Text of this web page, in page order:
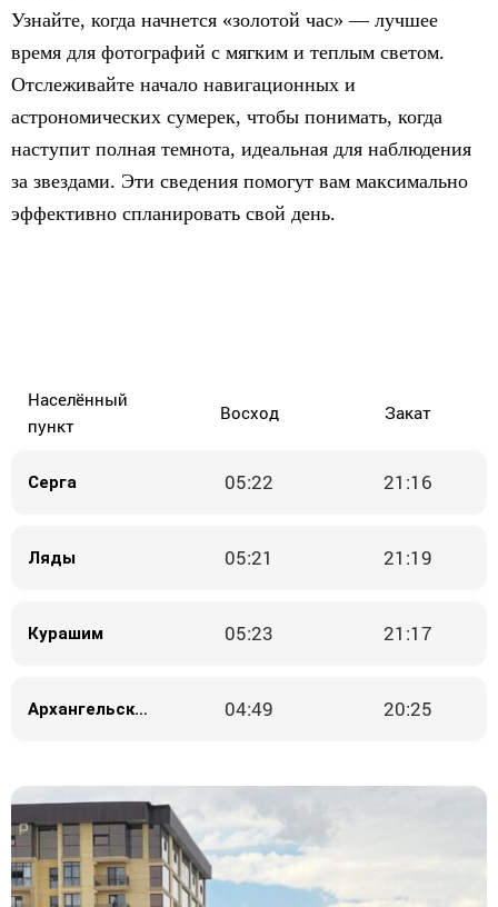
Узнайте, когда начнется «золотой час» — лучшее
время для фотографий с мягким и теплым светом.
Отслеживайте начало навигационных и
астрономических сумерек, чтобы понимать, когда
наступит полная темнота, идеальная для наблюдения
за звездами. Эти сведения помогут вам максимально
эффективно спланировать свой день.
Населённый
пункт
Восход Закат
Серга 05:22 21:16
Ляды 05:21 21:19
Курашим 05:23 21:17
Архангельское 04:49 20:25